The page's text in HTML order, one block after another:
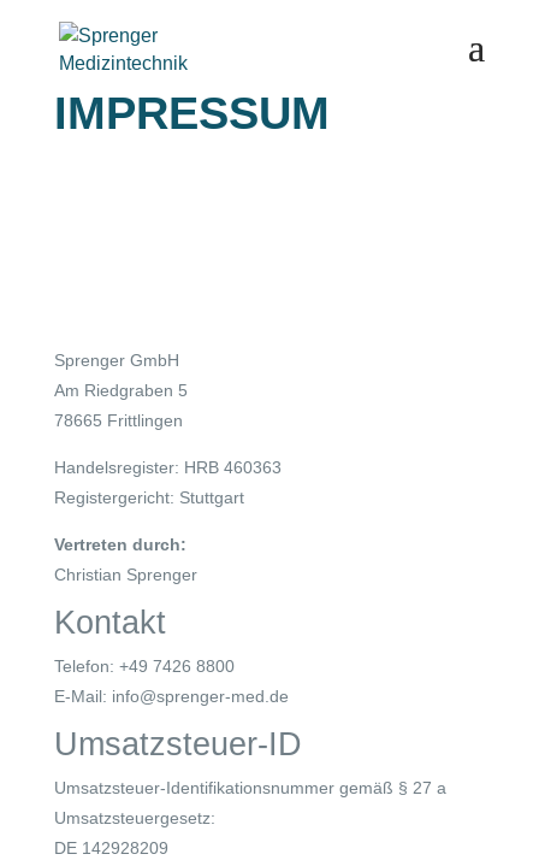
IMPRESSUM
Sprenger GmbH
Am Riedgraben 5
78665 Frittlingen
Handelsregister: HRB 460363
Registergericht: Stuttgart
Vertreten durch:
Christian Sprenger
Kontakt
Telefon: +49 7426 8800
E-Mail: info@sprenger-med.de
Umsatzsteuer-ID
Umsatzsteuer-Identifikationsnummer gemäß § 27 a
Umsatzsteuergesetz:
DE 142928209